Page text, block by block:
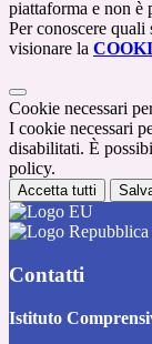
piattaforma e non è
Per conoscere
visionare la
Cookie necessari
I cookie necessari
disabilitati. È
policy.
Accetta tutti
Contatti
Istituto